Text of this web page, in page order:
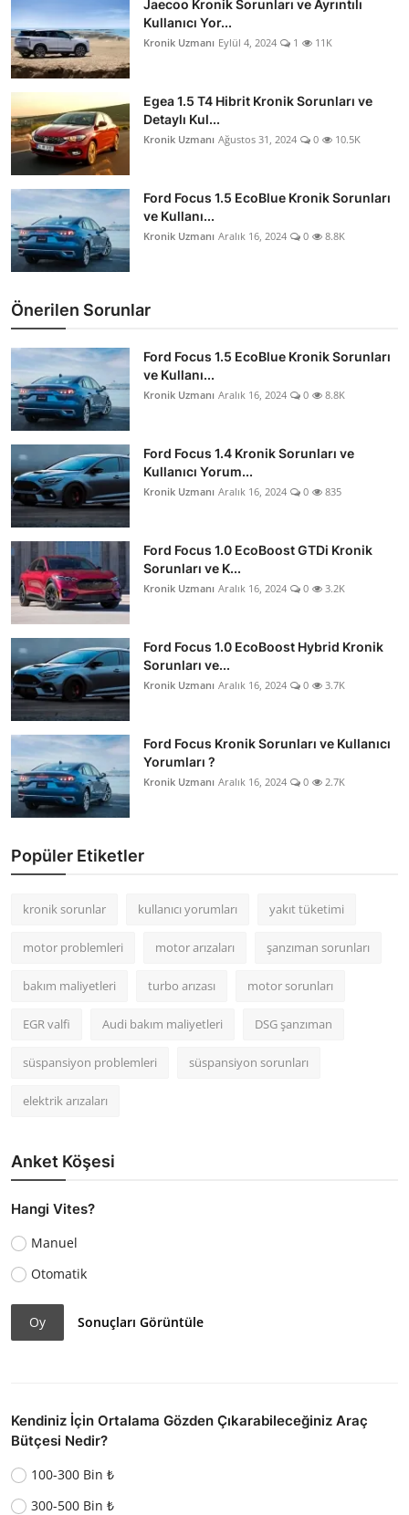
Jaecoo Kronik Sorunları ve Ayrıntılı
Kullanıcı Yor...
Kronik Uzmanı Eylül 4, 2024 1 11K
Egea 1.5 T4 Hibrit Kronik Sorunları ve
Detaylı Kul...
Kronik Uzmanı Ağustos 31, 2024 0 10.5K
Ford Focus 1.5 EcoBlue Kronik Sorunları
ve Kullanı...
Kronik Uzmanı Aralık 16, 2024 0 8.8K
Önerilen Sorunlar
Ford Focus 1.5 EcoBlue Kronik Sorunları
ve Kullanı...
Kronik Uzmanı Aralık 16, 2024 0 8.8K
Ford Focus 1.4 Kronik Sorunları ve
Kullanıcı Yorum...
Kronik Uzmanı Aralık 16, 2024 0 835
Ford Focus 1.0 EcoBoost GTDi Kronik
Sorunları ve K...
Kronik Uzmanı Aralık 16, 2024 0 3.2K
Ford Focus 1.0 EcoBoost Hybrid Kronik
Sorunları ve...
Kronik Uzmanı Aralık 16, 2024 0 3.7K
Ford Focus Kronik Sorunları ve Kullanıcı
Yorumları ?
Kronik Uzmanı Aralık 16, 2024 0 2.7K
Popüler Etiketler
kronik sorunlar kullanıcı yorumları yakıt tüketimi
motor problemleri motor arızaları şanzıman sorunları
bakım maliyetleri turbo arızası motor sorunları
EGR valfi Audi bakım maliyetleri DSG şanzıman
süspansiyon problemleri süspansiyon sorunları
elektrik arızaları
Anket Köşesi
Hangi Vites?
Manuel
Otomatik
Oy Sonuçları Görüntüle
Kendiniz İçin Ortalama Gözden Çıkarabileceğiniz Araç
Bütçesi Nedir?
100-300 Bin ₺
300-500 Bin ₺